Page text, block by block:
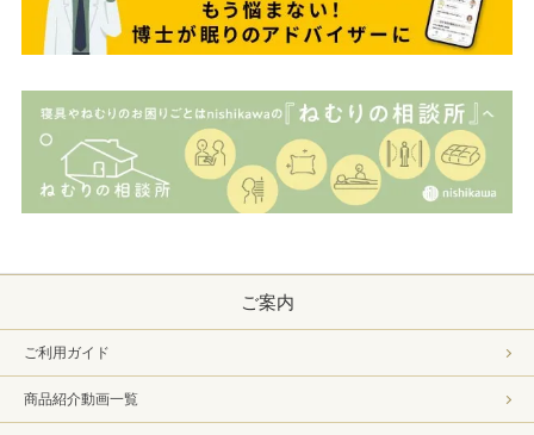
ご案内
ご利用ガイド
商品紹介動画一覧